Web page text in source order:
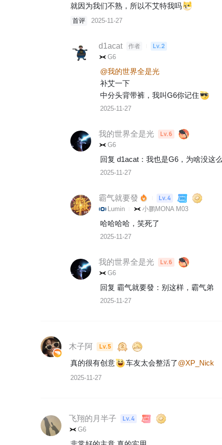
就因为我们不熟，所以不艾特我吗
首评 2025-11-27
d1acat 作者 Lv.2
G6
@我的世界全是光
补艾一下
中分头背带裤，我叫G6你记住
2025-11-27
我的世界全是光 Lv.6
G6
回复 d1acat ： 我也是G6，为啥没这
2025-11-27
霸气就要發 Lv.4
Lumin 小鹏MONA M03
哈哈哈哈，笑死了
2025-11-27
我的世界全是光 Lv.6
G6
回复 霸气就要發 ： 别这样，霸气弟
2025-11-27
木子阿 Lv.5
真的很有创意 车友太会整活了@XP_Nick
2025-11-27
飞翔的月半子 Lv.4
G6